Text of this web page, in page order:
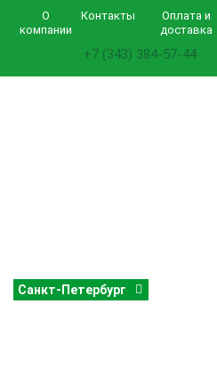
О
компании
Контакты
Оплата и
доставка
+7 (343) 384-57-44
Санкт-Петербург